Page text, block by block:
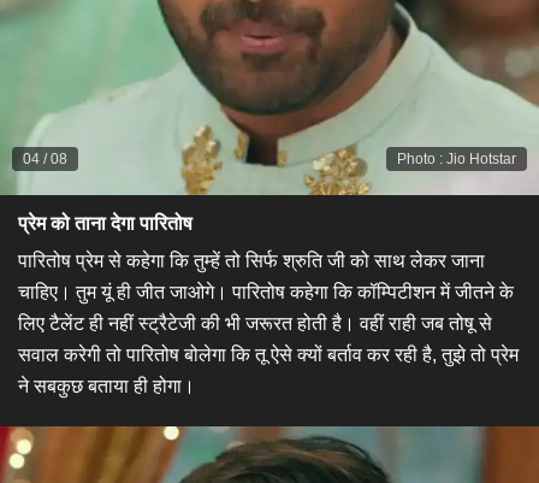
Photo : Jio Hotstar
04 /08
प्रेम को ताना देगा पारितोष
​पारितोष प्रेम से कहेगा कि तुम्हें तो सिर्फ श्रुति जी को साथ लेकर जाना
चाहिए। तुम यूं ही जीत जाओगे। पारितोष कहेगा कि कॉम्पिटीशन में जीतने के
लिए टैलेंट ही नहीं स्ट्रैटेजी की भी जरूरत होती है। वहीं राही जब तोषू से
सवाल करेगी तो पारितोष बोलेगा कि तू ऐसे क्यों बर्ताव कर रही है, तुझे तो प्रेम
ने सबकुछ बताया ही होगा।​